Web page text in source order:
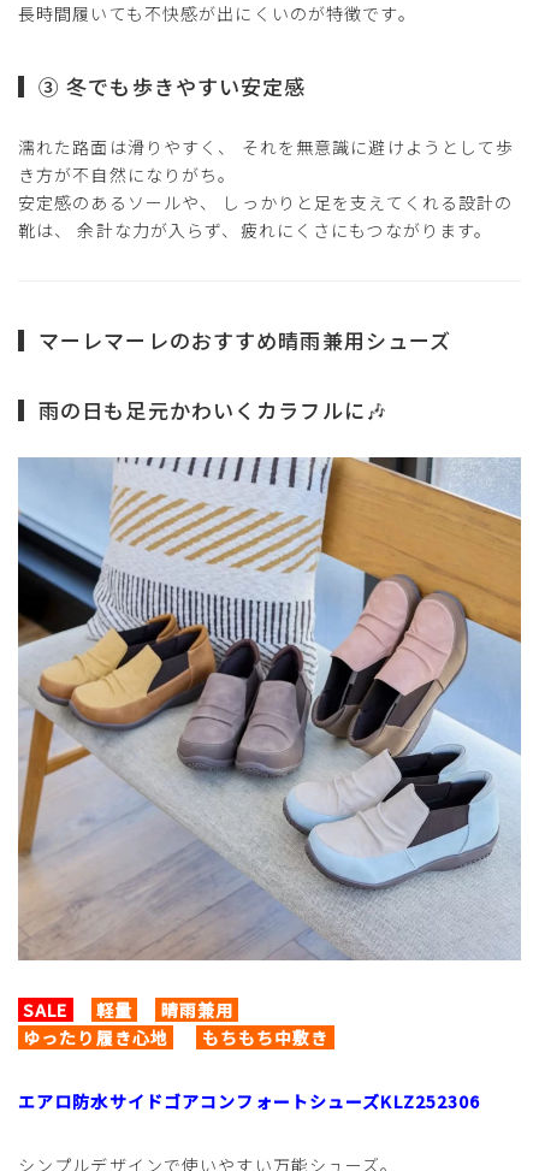
長時間履いても不快感が出にくいのが特徴です。
③ 冬でも歩きやすい安定感
濡れた路面は滑りやすく、 それを無意識に避けようとして歩
き方が不自然になりがち。
安定感のあるソールや、 しっかりと足を支えてくれる設計の
靴は、 余計な力が入らず、疲れにくさにもつながります。
マーレマーレのおすすめ晴雨兼用シューズ
雨の日も足元かわいくカラフルに🎶
SALE 軽量
晴雨兼用
ゆったり履き心地
もちもち中敷き
エアロ防水サイドゴアコンフォートシューズKLZ252306
シンプルデザインで使いやすい万能シューズ。